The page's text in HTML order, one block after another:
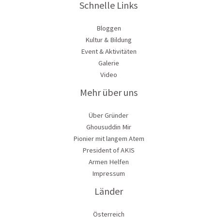
Schnelle Links
Bloggen
Kultur & Bildung
Event & Aktivitäten
Galerie
Video
Mehr über uns
Über Gründer
Ghousuddin Mir
Pionier mit langem Atem
President of AKIS
Armen Helfen
Impressum
Länder
Österreich